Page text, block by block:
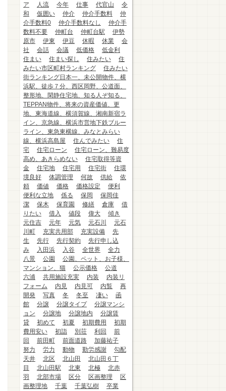
ア
人流 今年 仕事 代官山
令
和
仮囲い 仲介 仲介手数料
仲
介手数料0
仲介手数料なし
仲介手
数料不要
仲町台 仲町台駅
伊勢
原市
伊東 伊豆 休暇 休業
会
社
会話 会議 低価格
低金利
住まい
住まい探し 住みたい
住
みたい市区町村ランキング
住みたい
街ランキング日本一、未公開物件、横
浜駅、徒歩７分、西区岡野、公道面、
整形地、閑静住宅地、知る人ぞ知る、
TEPPAN物件、将来の資産価値、更
地、東海道線、横須賀線、湘南新宿ラ
イン、京急線、横浜市営地下鉄ブルー
ライン、東急東横線、みなとみらい
線、横浜高島屋
住んでみたい
住
宅
住宅ローン
住宅ローン、難易度
高め、あきらめない
住宅取得等資
金
住宅地 住宅用 住宅街
住環
境良好
体調管理 何故 供給
依
頼
価値 価格 価格設定
便利
便利な立地
係る 保岡
保岡佳
潔
保木 保育園 修繕 倉庫
借
りたい
借入 値段 偉大
傾き
元住吉
元年 元気 元石川
元石
川町
充実共用部 充実設備
先
生
先行 先行契約
先行申し込
み
入田浜 入谷 全世界
全力
八景
公園
公園、ペット、お子様、
マンション、猫
公示価格
公道
六浦
共用施設充実 内装
内装リ
フォーム
内見 内見可 内覧
再
開発
写真 冬 冬至 凄い
函
館
分譲 分譲タイプ
分譲マンシ
ョン
分譲地 分譲地内
分譲賃
貸
初めて 初夏 初期費用
初期
費用安い
初詣 別荘 利回
前
回
前田町 前面道路
加藤祐子
努力
労力 動物 勤労感謝
勾配
天井
北区 北山田
北山田６丁
目
北山田駅 北東 北極
北赤
羽
北部市場 区分 区画整理
区
画整理地
千葉 千葉弘樹
卒業